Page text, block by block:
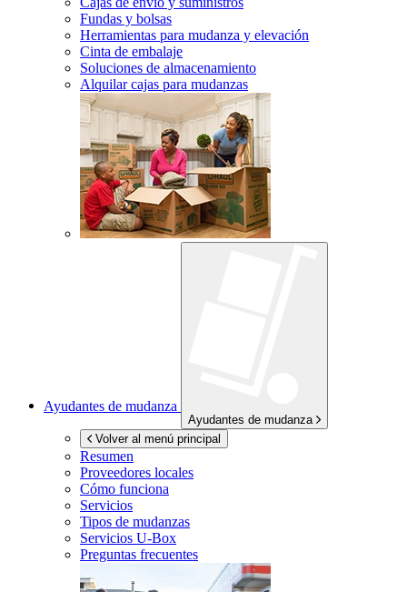
Fundas y bolsas
Herramientas para mudanza y elevación
Cinta de embalaje
Soluciones de almacenamiento
Alquilar cajas para mudanzas
Ayudantes de mudanza
Ayudantes de mudanza
Volver al menú principal
Resumen
Proveedores locales
Cómo funciona
Servicios
Tipos de mudanzas
Servicios U-Box
Preguntas frecuentes